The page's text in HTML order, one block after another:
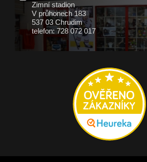
Zimní stadion
V průhonech 183
537 03 Chrudim
telefon: 728 072 017